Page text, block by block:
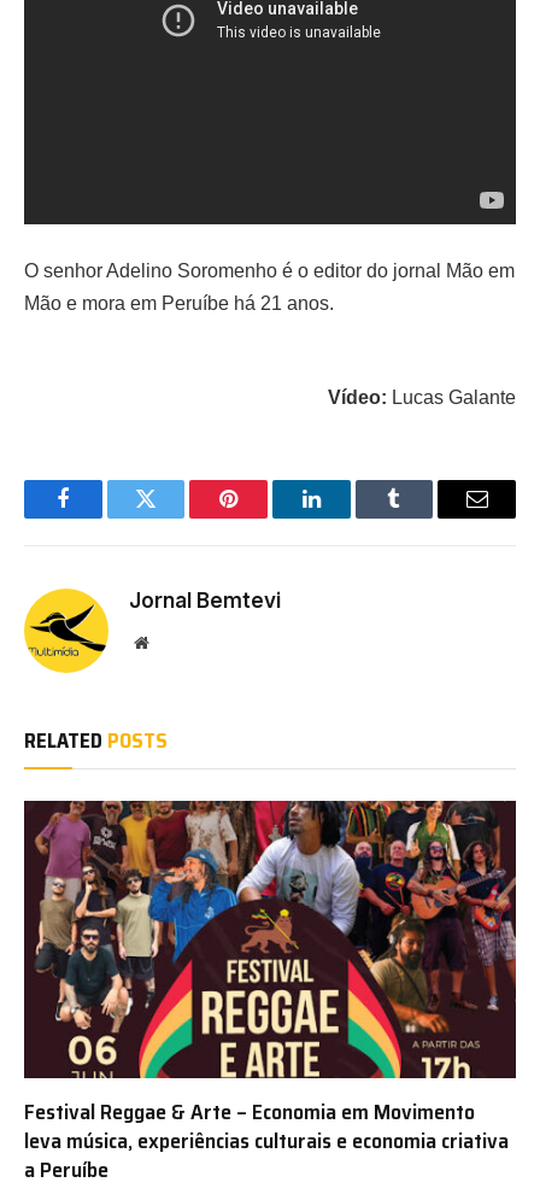
O senhor Adelino Soromenho é o editor do jornal Mão em
Mão e mora em Peruíbe há 21 anos.
Vídeo: Lucas Galante
FacebookTwitter Pinterest LinkedInTumblr Email
Jornal Bemtevi
Website
RELATED POSTS
Festival Reggae & Arte – Economia em Movimento
leva música, experiências culturais e economia criativa
a Peruíbe